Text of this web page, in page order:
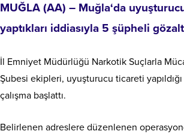
MUĞLA (AA) – Muğla‘da
yaptıkları iddiasıyla 5 şüpheli
İl Emniyet Müdürlüğü Narkotik Suçlarla
Şubesi ekipleri, uyuşturucu ticareti
çalışma başlattı.
Belirlenen adreslere düzenlenen